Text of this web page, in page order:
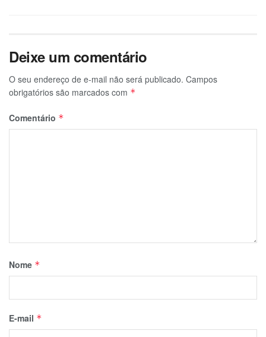
Deixe um comentário
O seu endereço de e-mail não será publicado. Campos
obrigatórios são marcados com *
Comentário *
Nome *
E-mail *